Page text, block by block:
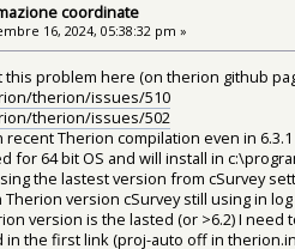
coordinate
16, 2024, 05:38:32 pm »
problem here (on therion github
therion/issues/510
therion/issues/502
Therion compilation even in
for 64 bit OS and will install in
the lastest version from cSurvey
Therion version cSurvey still using in
version is the lasted (or >6.2) I
the first link (proj-auto off in